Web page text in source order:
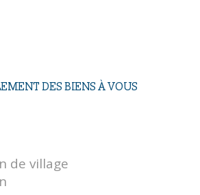
DES BIENS À VOUS
de village